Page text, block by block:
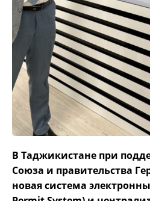
В Таджикистане при
Союза и правительства
новая система